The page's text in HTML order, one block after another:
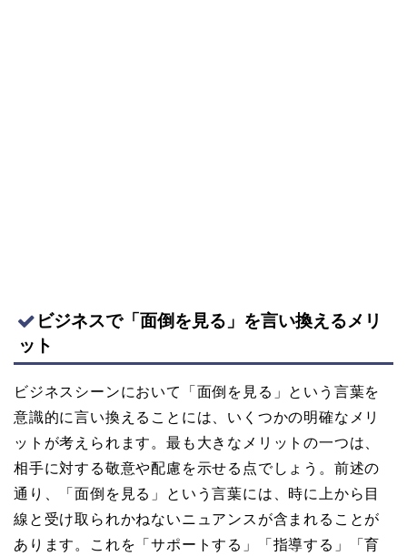
ビジネスで「面倒を見る」を言い換えるメリ
ット
ビジネスシーンにおいて「面倒を見る」という言葉を
意識的に言い換えることには、いくつかの明確なメリ
ットが考えられます。最も大きなメリットの一つは、
相手に対する敬意や配慮を示せる点でしょう。前述の
通り、「面倒を見る」という言葉には、時に上から目
線と受け取られかねないニュアンスが含まれることが
あります。これを「サポートする」「指導する」「育